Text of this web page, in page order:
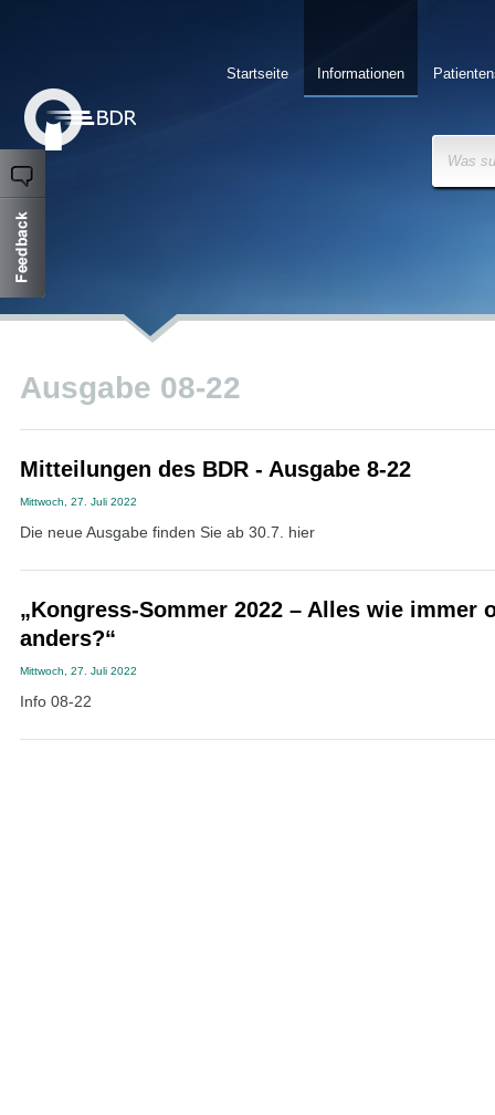
Informationen
Startseite
Was
Ausgabe 08-22
Mitteilungen des BDR - Ausgabe 8-22
Mittwoch, 27. Juli 2022
Die neue Ausgabe finden Sie ab 30.7. hier
„Kongress-Sommer 2022 – Alles wie immer
anders?“
Mittwoch, 27. Juli 2022
Info 08-22